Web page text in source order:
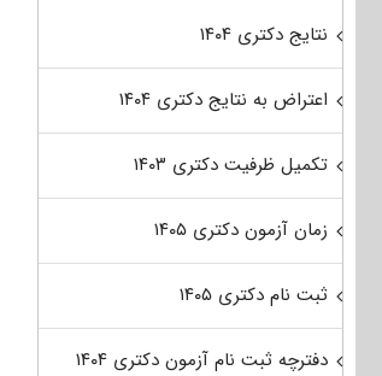
نتایج دکتری ۱۴۰۴
اعتراض به نتایج دکتری ۱۴۰۴
تکمیل ظرفیت دکتری ۱۴۰۳
زمان آزمون دکتری ۱۴۰۵
ثبت نام دکتری ۱۴۰۵
دفترچه ثبت نام آزمون دکتری ۱۴۰۴